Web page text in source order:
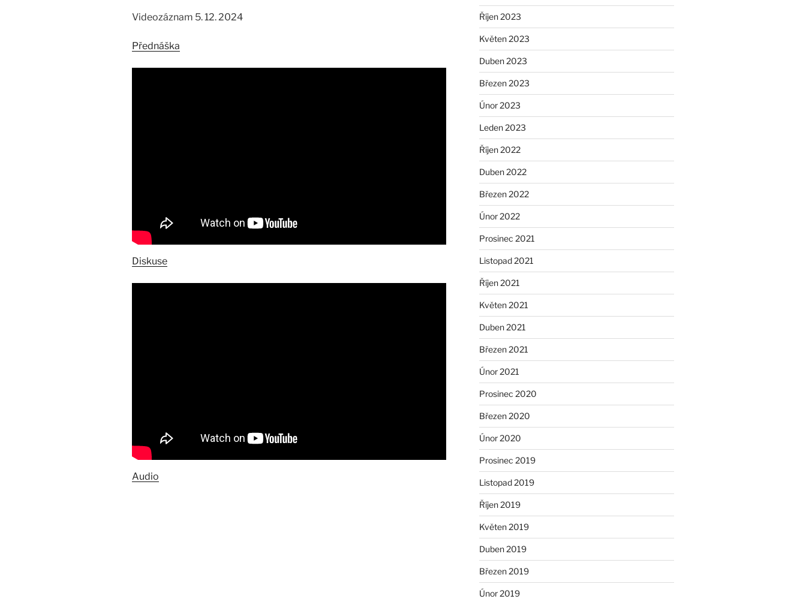
Videozáznam 5. 12. 2024
Přednáška
Diskuse
Audio
Říjen 2023
Květen 2023
Duben 2023
Březen 2023
Únor 2023
Leden 2023
Říjen 2022
Duben 2022
Březen 2022
Únor 2022
Prosinec 2021
Listopad 2021
Říjen 2021
Květen 2021
Duben 2021
Březen 2021
Únor 2021
Prosinec 2020
Březen 2020
Únor 2020
Prosinec 2019
Listopad 2019
Říjen 2019
Květen 2019
Duben 2019
Březen 2019
Únor 2019